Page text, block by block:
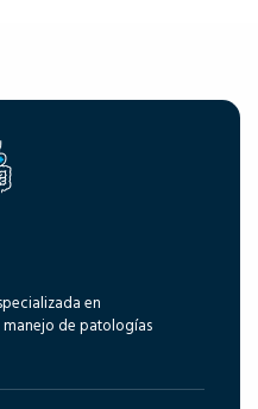
en
de patologías